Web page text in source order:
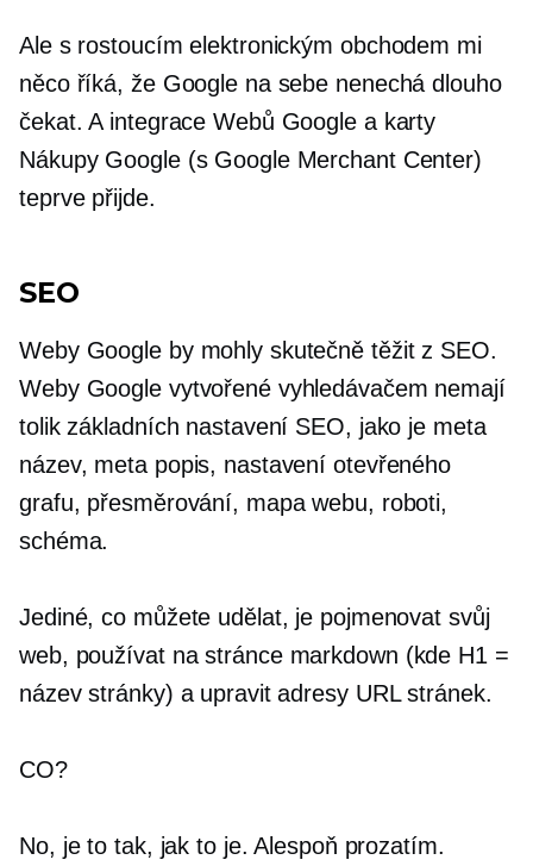
Ale s rostoucím elektronickým obchodem mi
něco říká, že Google na sebe nenechá dlouho
čekat. A integrace Webů Google a karty
Nákupy Google (s Google Merchant Center)
teprve přijde.
SEO
Weby Google by mohly skutečně těžit z SEO.
Weby Google vytvořené vyhledávačem nemají
tolik základních nastavení SEO, jako je meta
název, meta popis, nastavení otevřeného
grafu, přesměrování, mapa webu, roboti,
schéma.
Jediné, co můžete udělat, je pojmenovat svůj
web, používat na stráncemarkdown (kde H1 =
název stránky) a upravit adresy URL stránek.
CO?
No, je to tak, jak to je. Alespoň prozatím.